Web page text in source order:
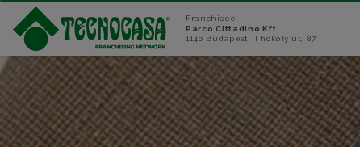
Franchisee
Parco Cittadino Kft.
1146 Budapest, Thököly út, 87